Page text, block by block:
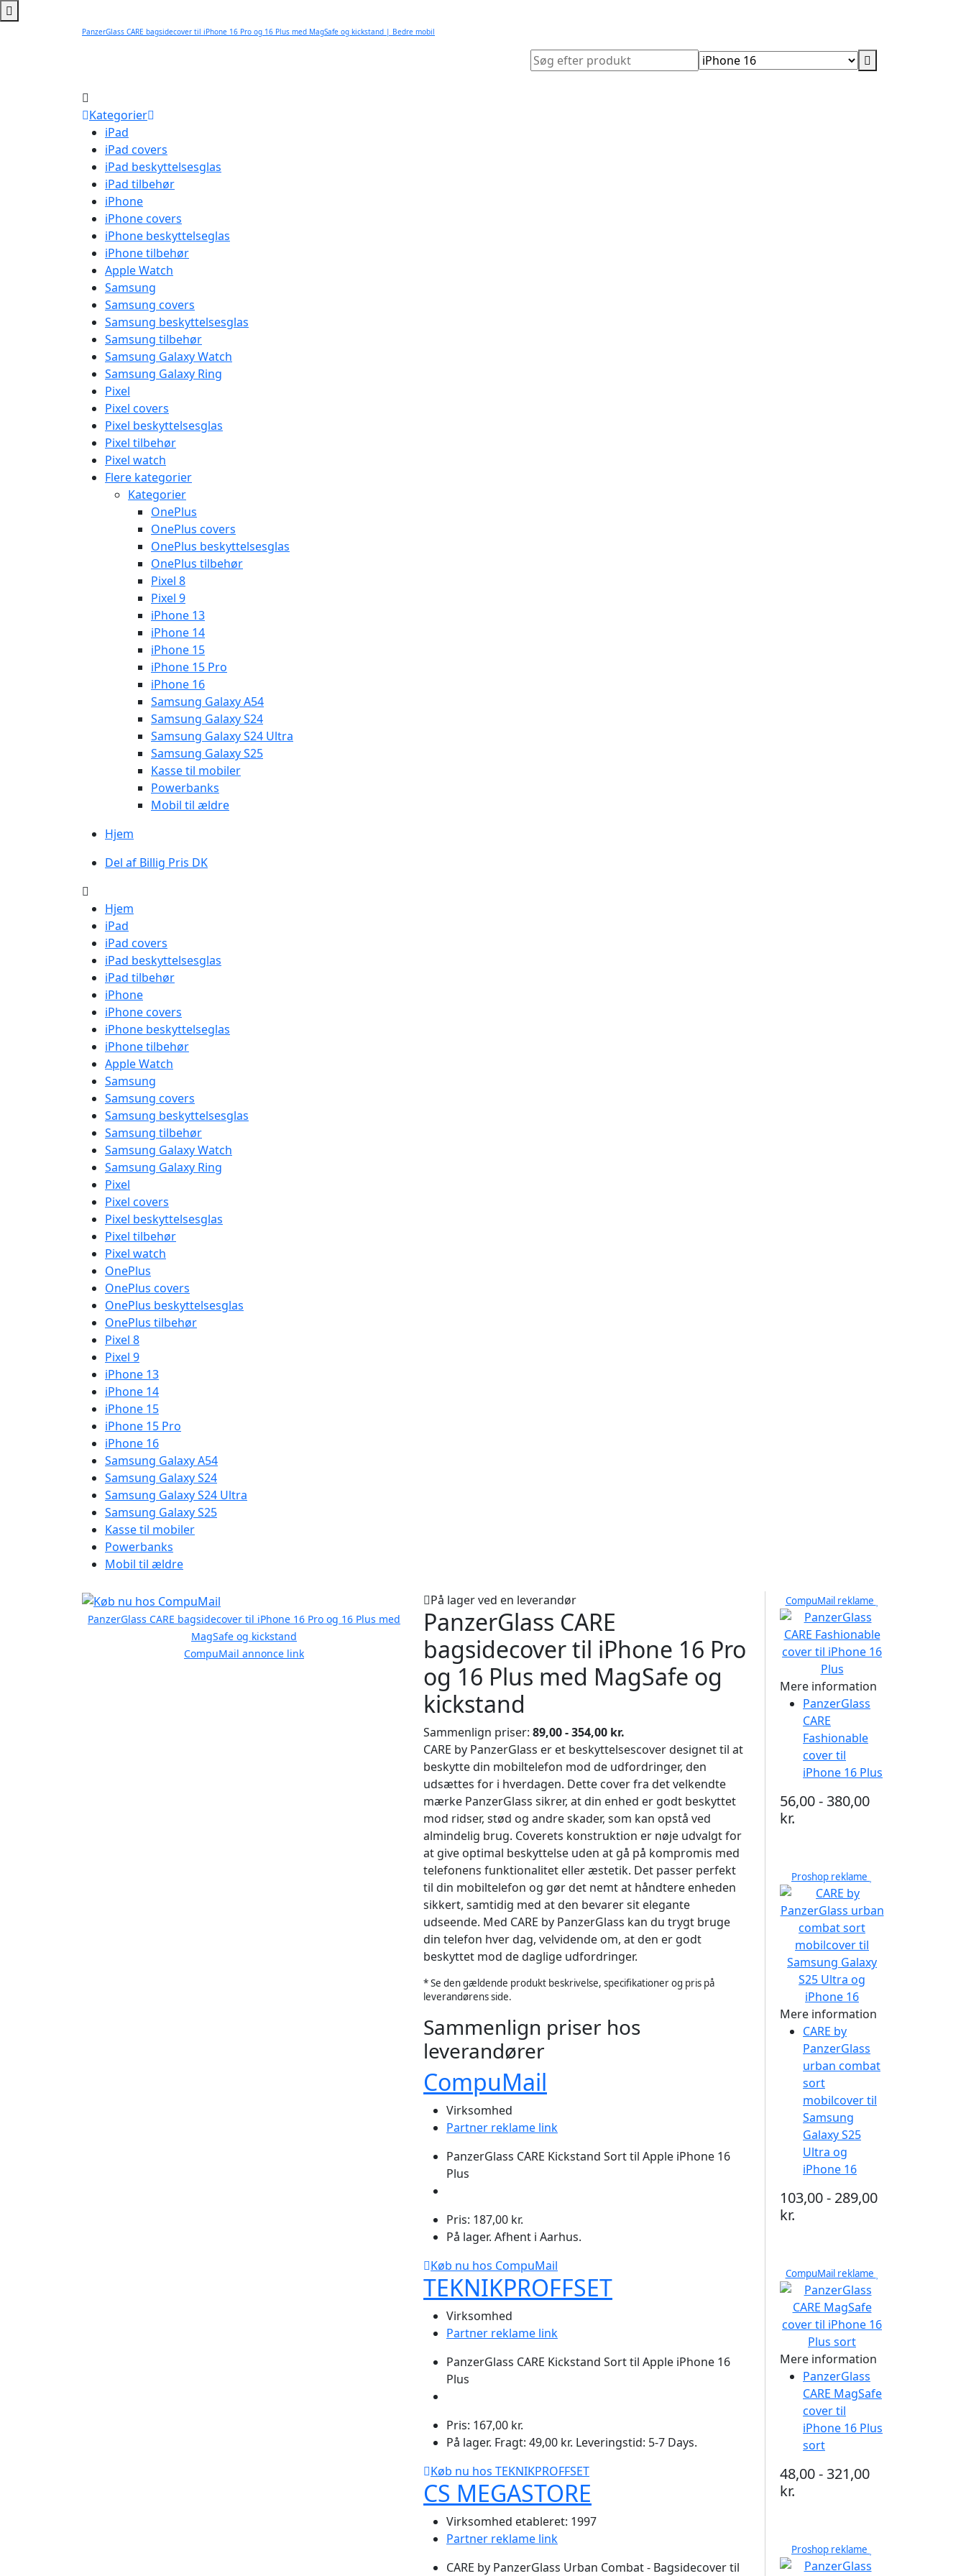
PanzerGlass CARE bagsidecover til iPhone 16 Pro og 16 Plus med MagSafe og kickstand | Bedre mobil
Kategorier
iPad
iPad covers
iPad beskyttelsesglas
iPad tilbehør
iPhone
iPhone covers
iPhone beskyttelseglas
iPhone tilbehør
Apple Watch
Samsung
Samsung covers
Samsung beskyttelsesglas
Samsung tilbehør
Samsung Galaxy Watch
Samsung Galaxy Ring
Pixel
Pixel covers
Pixel beskyttelsesglas
Pixel tilbehør
Pixel watch
Flere kategorier
Kategorier
OnePlus
OnePlus covers
OnePlus beskyttelsesglas
OnePlus tilbehør
Pixel 8
Pixel 9
iPhone 13
iPhone 14
iPhone 15
iPhone 15 Pro
iPhone 16
Samsung Galaxy A54
Samsung Galaxy S24
Samsung Galaxy S24 Ultra
Samsung Galaxy S25
Kasse til mobiler
Powerbanks
Mobil til ældre
Hjem
Del af Billig Pris DK
Hjem
iPad
iPad covers
iPad beskyttelsesglas
iPad tilbehør
iPhone
iPhone covers
iPhone beskyttelseglas
iPhone tilbehør
Apple Watch
Samsung
Samsung covers
Samsung beskyttelsesglas
Samsung tilbehør
Samsung Galaxy Watch
Samsung Galaxy Ring
Pixel
Pixel covers
Pixel beskyttelsesglas
Pixel tilbehør
Pixel watch
OnePlus
OnePlus covers
OnePlus beskyttelsesglas
OnePlus tilbehør
Pixel 8
Pixel 9
iPhone 13
iPhone 14
iPhone 15
iPhone 15 Pro
iPhone 16
Samsung Galaxy A54
Samsung Galaxy S24
Samsung Galaxy S24 Ultra
Samsung Galaxy S25
Kasse til mobiler
Powerbanks
Mobil til ældre
PanzerGlass CARE bagsidecover til iPhone 16 Pro og 16 Plus med
MagSafe og kickstand
CompuMail annonce link
På lager ved en leverandør
PanzerGlass CARE
bagsidecover til iPhone 16 Pro
og 16 Plus med MagSafe og
kickstand
Sammenlign priser: 89,00 - 354,00 kr.
CARE by PanzerGlass er et beskyttelsescover designet til at
beskytte din mobiltelefon mod de udfordringer, den
udsættes for i hverdagen. Dette cover fra det velkendte
mærke PanzerGlass sikrer, at din enhed er godt beskyttet
mod ridser, stød og andre skader, som kan opstå ved
almindelig brug. Coverets konstruktion er nøje udvalgt for
at give optimal beskyttelse uden at gå på kompromis med
telefonens funktionalitet eller æstetik. Det passer perfekt
til din mobiltelefon og gør det nemt at håndtere enheden
sikkert, samtidig med at den bevarer sit elegante
udseende. Med CARE by PanzerGlass kan du trygt bruge
din telefon hver dag, velvidende om, at den er godt
beskyttet mod de daglige udfordringer.
* Se den gældende produkt beskrivelse, specifikationer og pris på
leverandørens side.
Sammenlign priser hos
leverandører
CompuMail
Virksomhed
Partner reklame link
PanzerGlass CARE Kickstand Sort til Apple iPhone 16
Plus
Pris: 187,00 kr.
På lager. Afhent i Aarhus.
Køb nu hos CompuMail
TEKNIKPROFFSET
Virksomhed
Partner reklame link
PanzerGlass CARE Kickstand Sort til Apple iPhone 16
Plus
Pris: 167,00 kr.
På lager. Fragt: 49,00 kr. Leveringstid: 5-7 Days.
Køb nu hos TEKNIKPROFFSET
CS MEGASTORE
Virksomhed etableret: 1997
Partner reklame link
CARE by PanzerGlass Urban Combat - Bagsidecover til
CompuMail reklame
Mere information
PanzerGlass
CARE
Fashionable
cover til
iPhone 16 Plus
56,00 - 380,00
kr.
Proshop reklame
Mere information
CARE by
PanzerGlass
urban combat
sort
mobilcover til
Samsung
Galaxy S25
Ultra og
iPhone 16
103,00 - 289,00
kr.
CompuMail reklame
Mere information
PanzerGlass
CARE MagSafe
cover til
iPhone 16 Plus
sort
48,00 - 321,00
kr.
Proshop reklame